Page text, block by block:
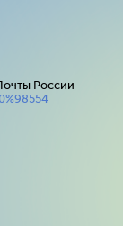
России